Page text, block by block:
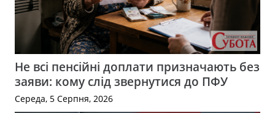
Не всі пенсійні доплати призначають без
заяви: кому слід звернутися до ПФУ
Середа, 5 Серпня, 2026